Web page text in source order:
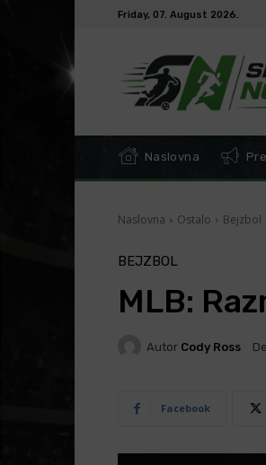
Friday, 07. August 2026.
Naslovna
Naslovna Ostalo Bejzbol
BEJZBOL
MLB:
Autor Cody Ross
Facebook